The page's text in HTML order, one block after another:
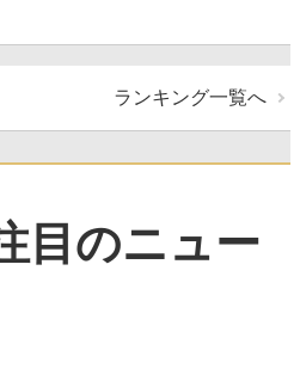
ランキング一覧へ
目のニュー